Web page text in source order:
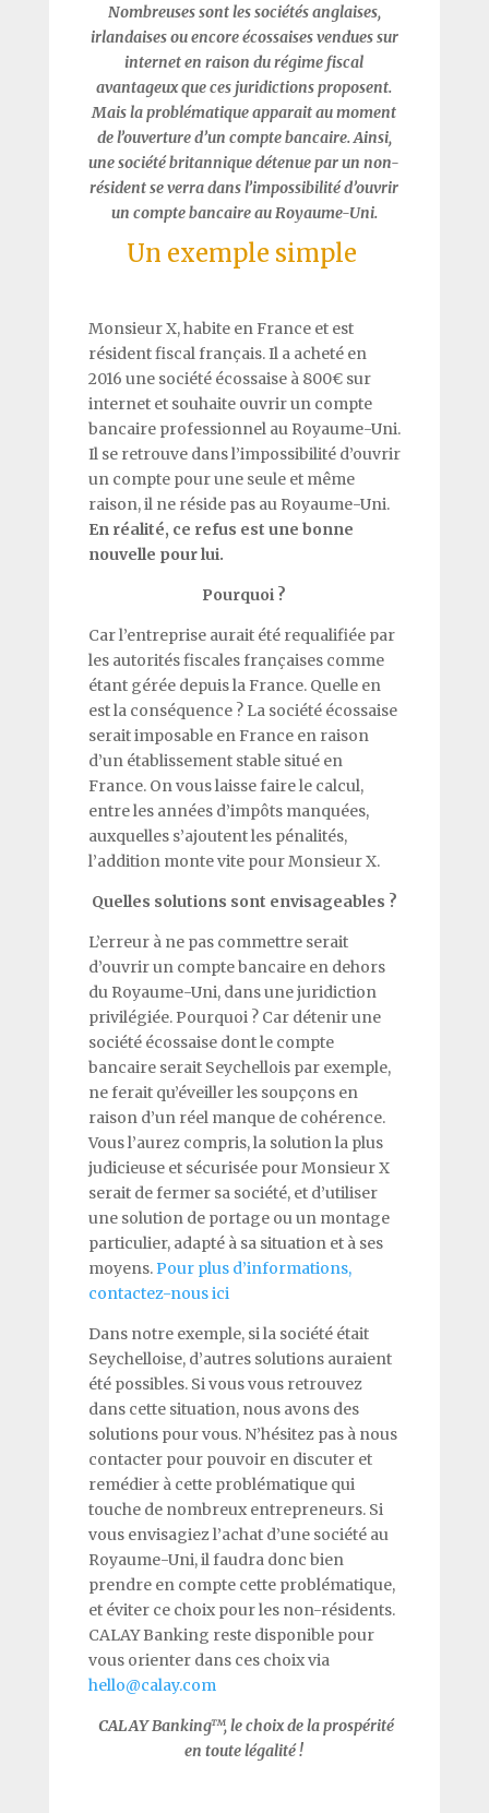
Nombreuses sont les sociétés anglaises,
irlandaises ou encore écossaises vendues sur
internet en raison du régime fiscal
avantageux que ces juridictions proposent.
Mais la problématique apparait au moment
de l’ouverture d’un compte bancaire. Ainsi,
une société britannique détenue par un non-
résident se verra dans l’impossibilité d’ouvrir
un compte bancaire au Royaume-Uni.
Un exemple simple
Monsieur X, habite en France et est
résident fiscal français. Il a acheté en
2016 une société écossaise à 800€ sur
internet et souhaite ouvrir un compte
bancaire professionnel au Royaume-Uni.
Il se retrouve dans l’impossibilité d’ouvrir
un compte pour une seule et même
raison, il ne réside pas au Royaume-Uni.
En réalité, ce refus est une bonne
nouvelle pour lui.
Pourquoi ?
Car l’entreprise aurait été requalifiée par
les autorités fiscales françaises comme
étant gérée depuis la France. Quelle en
est la conséquence ? La société écossaise
serait imposable en France en raison
d’un établissement stable situé en
France. On vous laisse faire le calcul,
entre les années d’impôts manquées,
auxquelles s’ajoutent les pénalités,
l’addition monte vite pour Monsieur X.
Quelles solutions sont envisageables ?
L’erreur à ne pas commettre serait
d’ouvrir un compte bancaire en dehors
du Royaume-Uni, dans une juridiction
privilégiée. Pourquoi ? Car détenir une
société écossaise dont le compte
bancaire serait Seychellois par exemple,
ne ferait qu’éveiller les soupçons en
raison d’un réel manque de cohérence.
Vous l’aurez compris, la solution la plus
judicieuse et sécurisée pour Monsieur X
serait de fermer sa société, et d’utiliser
une solution de portage ou un montage
particulier,adapté à sa situation et à ses
moyens. Pour plus d’informations,
contactez-nous ici
Dans notre exemple, si la société était
Seychelloise, d’autres solutions auraient
été possibles. Si vous vous retrouvez
dans cette situation, nous avons des
solutions pour vous. N’hésitez pas à nous
contacter pour pouvoir en discuter et
remédier à cette problématique qui
touche de nombreux entrepreneurs. Si
vous envisagiez l’achat d’une société au
Royaume-Uni, il faudra donc bien
prendre en compte cette problématique,
et éviter ce choix pour les non-résidents.
CALAY Banking reste disponible pour
vous orienter dans ces choix via
hello@calay.com
CALAY Banking™, le choix de la prospérité
en toute légalité!